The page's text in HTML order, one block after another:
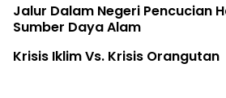
Jalur Dalam Negeri Pencucian
Sumber Daya Alam
Krisis Iklim Vs. Krisis Orangutan